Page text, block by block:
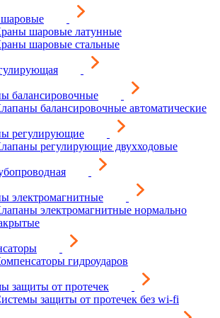
шаровые латунные
шаровые стальные
балансировочные
балансировочные автоматические
регулирующие
регулирующие двухходовые
электромагнитные
электромагнитные нормально
гидроударов
защиты от протечек
защиты от протечек без wi-fi